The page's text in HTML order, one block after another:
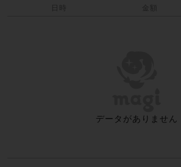
日時 金額
データがありません